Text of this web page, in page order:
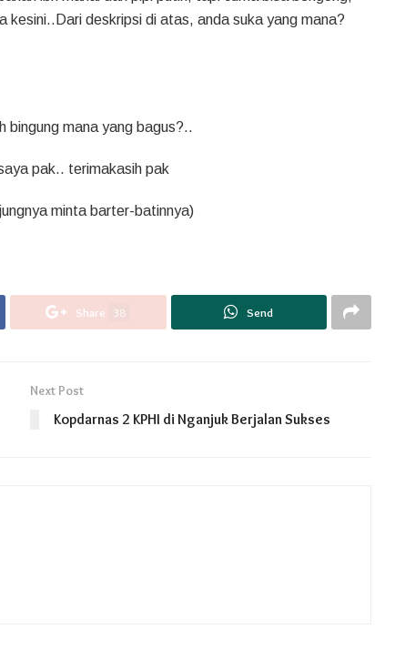
kesini..Dari deskripsi di atas, anda suka yang mana?
bingung mana yang bagus?..
pak.. terimakasih pak
minta barter-batinnya)
Share 38 Send
Next Post
Kopdarnas 2 KPHI di Nganjuk Berjalan Sukses